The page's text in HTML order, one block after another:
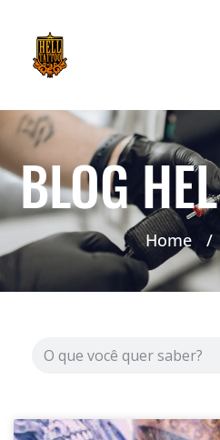
BLOG
Home /